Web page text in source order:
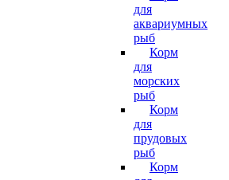
для
аквариумных
рыб
Корм
для
морских
рыб
Корм
для
прудовых
рыб
Корм